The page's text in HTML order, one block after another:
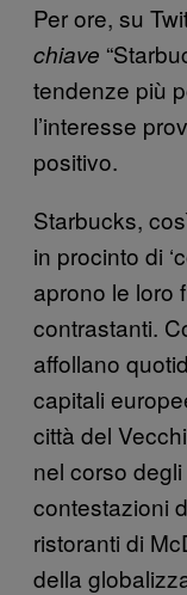
Per ore, su
chiave
tendenze più
l’interesse
positivo.
Starbucks,
in procinto di
aprono le loro
contrastanti.
affollano
capitali
città del
nel corso
contestazioni
ristoranti di
della